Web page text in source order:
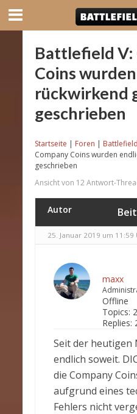
Battlefield V:
Coins
rückwirkend
geschrieben
Startseite | Foren |
Company Coins wurden
geschrieben
Ansicht von 12 Antwort-
Autor
25. Januar 2019 um 11:59
maxx
Offline
Topics:
Replies:
Seit der heutigen
endlich soweit.
die Company
aufgrund eines
Fehlers nicht